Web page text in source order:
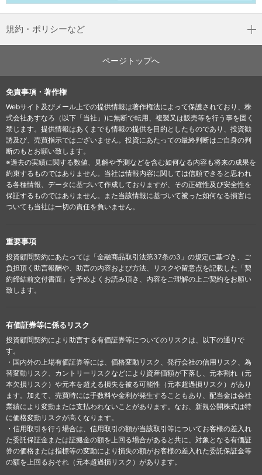
規約・ポリシーなど
ページトップへ
免責事項・著作権
Webサイト及びメール上での提供情報は著作権法によって保護されており、株
式会社あすなろ（以下「当社」)に無断で転用、複製又は販売等を行う事を固く
禁じます。提供情報はあくまでも情報の提供を目的としたものであり、投資勧
誘及び、売買指示ではございません。投資にあたっての最終判断はご自身の判
断のもとお願い致します。
※過去の実績に関する数値、見解や予測などを含む如何なる内容も将来の成果を
約束するものではありません。当社は情報内容に関しては信頼できると思われ
る各種情報、データに基づいて作成しておりますが、その正確性及び安全性を
保証するものではありません。また当該情報に基づいて被った如何なる損害に
ついても当社は一切の責任を負いません。
重要事項
投資顧問契約にあたっては「金融商品取引法第37条の3」の規定に基づき、ご
負担頂く助言報酬や、助言の内容および方法、リスクや留意点を記載した「契
約締結前交付書面」を予めよくお読み頂き、内容をご理解の上ご契約をお願い
致します。
有価証券等に係るリスク
投資顧問契約により助言する有価証券等についてのリスクは、以下の通りで
す。
・国内外の上場有価証券等には、価格変動リスク、発行会社の信用リスク、為
替変動リスク、カントリーリスクなどにより資産価額が下落し、元本割れ（元
本欠損リスク）や元本を超える損失を被る可能性（元本超過損リスク）があり
ます。加えて、売買時には手数料や金利が発生することもあり、配当金は会社
業績により変動または支払われないことがあります。なお、新規公開株式は特
に価格変動リスクが高くなります。
・信用取引を行う場合は、信用取引の額が当該取引等についてお客様の差入れ
た委託保証金または証拠金の額を上回る場合があると共に、対象となる有価証
券の価格または指標等の変動により損失の額がお客様の差入れた委託保証金等
の額を上回るおそれ（元本超過損リスク）があります。